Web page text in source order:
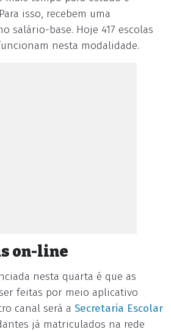
isso, recebem uma
salário-base. Hoje 417 escolas
nesta modalidade.
on-line
nesta quarta é que as
feitas por meio aplicativo
canal será a Secretaria Escolar
já matriculados na rede